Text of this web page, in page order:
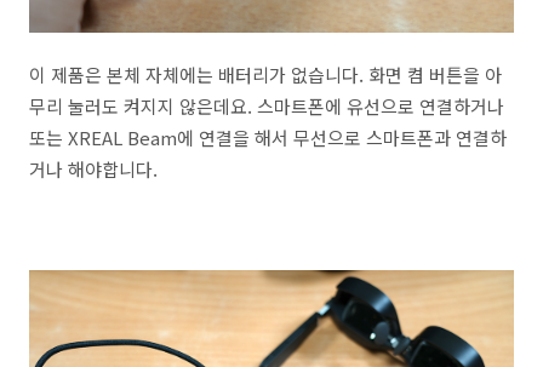
이 제품은 본체 자체에는 배터리가 없습니다. 화면 켬 버튼을 아
무리 눌러도 켜지지 않은데요. 스마트폰에 유선으로 연결하거나
또는 XREAL Beam에 연결을 해서 무선으로 스마트폰과 연결하
거나 해야합니다.